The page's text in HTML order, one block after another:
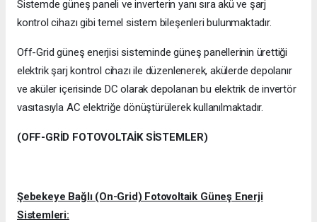
Sistemde güneş paneli ve inverterin yanı sıra akü ve şarj
kontrol cihazı gibi temel sistem bileşenleri bulunmaktadır.
Off-Grid güneş enerjisi sisteminde güneş panellerinin ürettiği
elektrik şarj kontrol cihazı ile düzenlenerek, akülerde depolanır
ve aküler içerisinde DC olarak depolanan bu elektrik de invertör
vasıtasıyla AC elektriğe dönüştürülerek kullanılmaktadır.
(OFF-GRİD FOTOVOLTAİK SİSTEMLER)
Şebekeye Bağlı (On-Grid) Fotovoltaik Güneş Enerji
Sistemleri: